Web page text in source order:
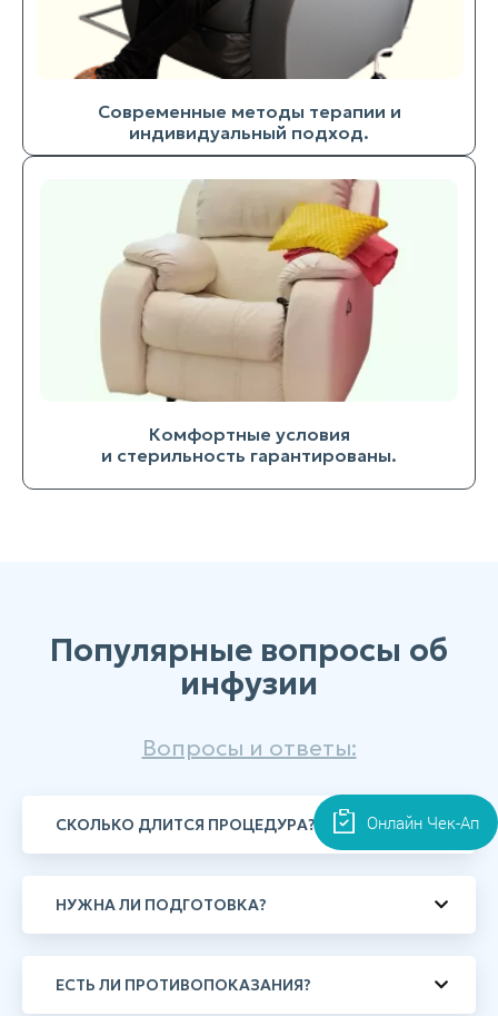
Современные методы терапии и
индивидуальный подход.
Комфортные условия
и стерильность гарантированы.
Популярные вопросы об
инфузии
Вопросы и ответы:
СКОЛЬКО ДЛИТСЯ ПРОЦЕДУРА?
НУЖНА ЛИ ПОДГОТОВКА?
ЕСТЬ ЛИ ПРОТИВОПОКАЗАНИЯ?
Онлайн Чек-Ап